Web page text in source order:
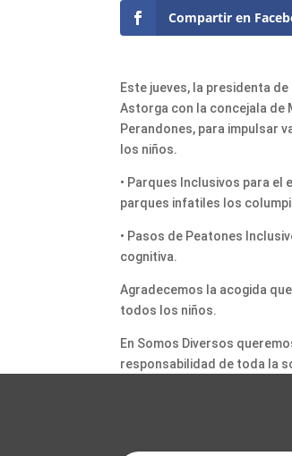
Compartir en
Este jueves, la presidenta de
Astorga con la concejala de
Perandones, para impulsar
los niños.
• Parques Inclusivos para
parques infatiles los
• Pasos de Peatones
cognitiva.
Agradecemos la acogida
todos los niños.
En Somos Diversos
responsabilidad de toda la